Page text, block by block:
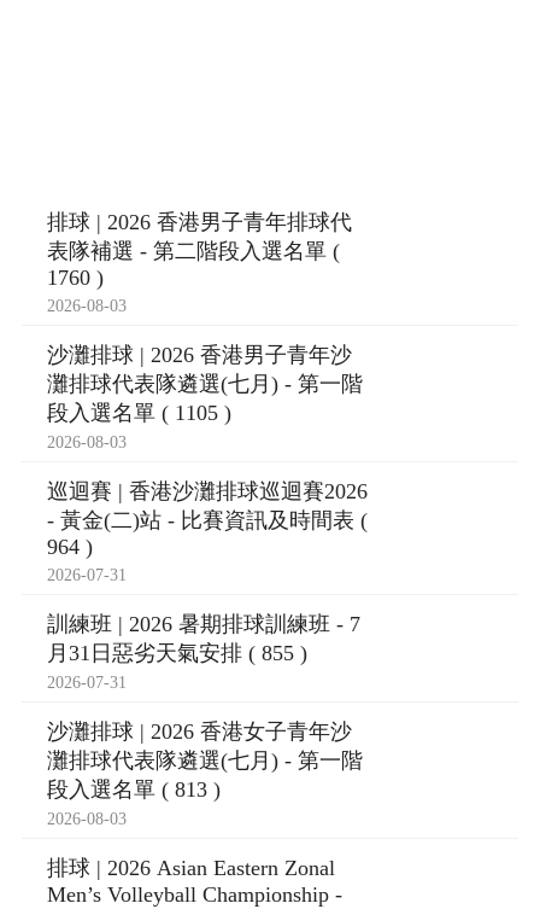
排球 | 2026 香港男子青年排球代
表隊補選 - 第二階段入選名單 (
1760 )
2026-08-03
沙灘排球 | 2026 香港男子青年沙
灘排球代表隊遴選(七月) - 第一階
段入選名單 ( 1105 )
2026-08-03
巡迴賽 | 香港沙灘排球巡迴賽2026
- 黃金(二)站 - 比賽資訊及時間表 (
964 )
2026-07-31
訓練班 | 2026 暑期排球訓練班 - 7
月31日惡劣天氣安排 ( 855 )
2026-07-31
沙灘排球 | 2026 香港女子青年沙
灘排球代表隊遴選(七月) - 第一階
段入選名單 ( 813 )
2026-08-03
排球 | 2026 Asian Eastern Zonal
Men’s Volleyball Championship -